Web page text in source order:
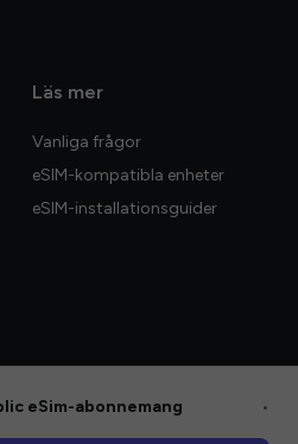
Läs mer
Vanliga frågor
eSIM-kompatibla enheter
eSIM-installationsguider
eSim-abonnemang •